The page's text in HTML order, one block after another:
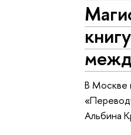
В Москве
Альбина